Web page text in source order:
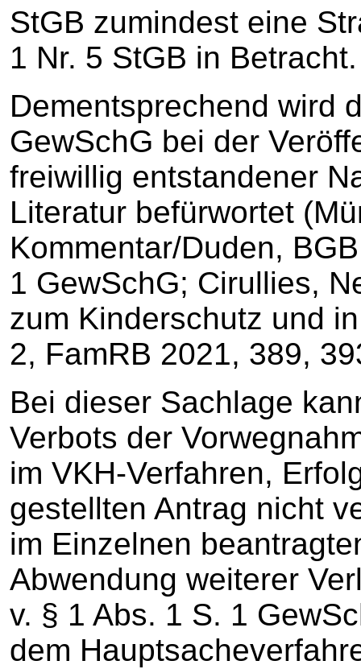
StGB zumindest eine
1 Nr. 5 StGB in Betracht.
Dementsprechend wird
GewSchG bei der
freiwillig entstandener
Literatur befürwortet
Kommentar/Duden,
1 GewSchG; Cirullies,
zum Kinderschutz und
2, FamRB 2021, 389,
Bei dieser Sachlage
Verbots der
im VKH-Verfahren,
gestellten Antrag nicht
im Einzelnen
Abwendung weiterer
v. § 1 Abs. 1 S. 1
dem